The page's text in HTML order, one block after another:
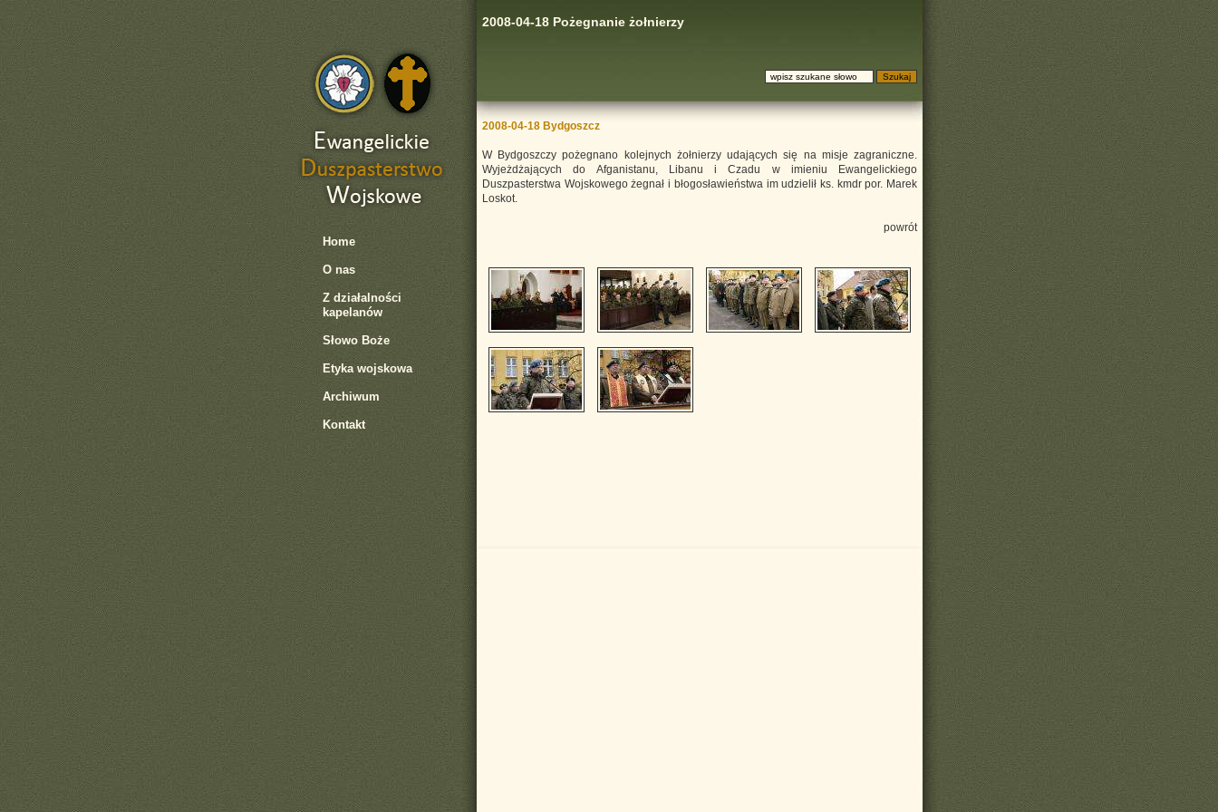
Home
O nas
Z działalności
kapelanów
Słowo Boże
Etyka wojskowa
Archiwum
Kontakt
2008-04-18 Pożegnanie żołnierzy
2008-04-18 Bydgoszcz
W Bydgoszczy pożegnano kolejnych żołnierzy udających się na misje zagraniczne.
Wyjeżdżających do Afganistanu, Libanu i Czadu w imieniu Ewangelickiego
Duszpasterstwa Wojskowego żegnał i błogosławieństwa im udzielił ks. kmdr por. Marek
Loskot.
powrót